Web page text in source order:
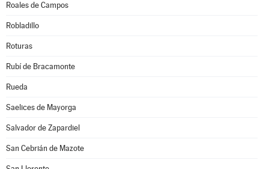
Roales de Campos
Robladillo
Roturas
Rubí de Bracamonte
Rueda
Saelices de Mayorga
Salvador de Zapardiel
San Cebrián de Mazote